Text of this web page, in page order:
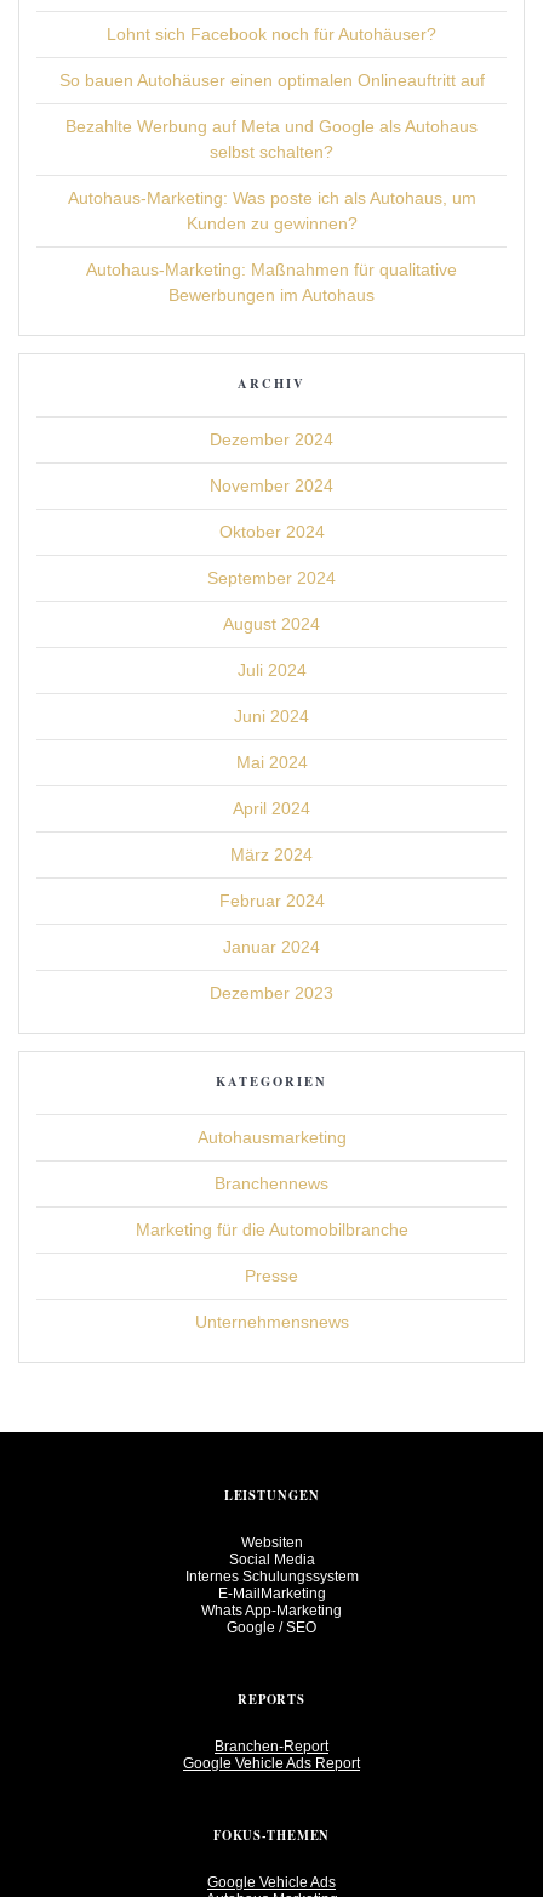
Lohnt sich Facebook noch für Autohäuser?
So bauen Autohäuser einen optimalen Onlineauftritt auf
Bezahlte Werbung auf Meta und Google als Autohaus
selbst schalten?
Autohaus-Marketing: Was poste ich als Autohaus, um
Kunden zu gewinnen?
Autohaus-Marketing: Maßnahmen für qualitative
Bewerbungen im Autohaus
ARCHIV
Dezember 2024
November 2024
Oktober 2024
September 2024
August 2024
Juli 2024
Juni 2024
Mai 2024
April 2024
März 2024
Februar 2024
Januar 2024
Dezember 2023
KATEGORIEN
Autohausmarketing
Branchennews
Marketing für die Automobilbranche
Presse
Unternehmensnews
LEISTUNGEN
Websiten
Social Media
Internes Schulungssystem
E-MailMarketing
Whats App-Marketing
Google / SEO
REPORTS
Branchen-Report
Google Vehicle Ads Report
FOKUS-THEMEN
Google Vehicle Ads